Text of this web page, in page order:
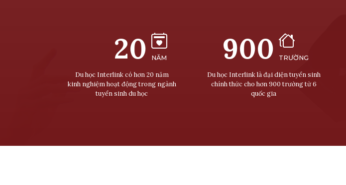
20 NĂM
Du học Interlink có hơn 20 năm
kinh nghiệm hoạt động trong ngành
tuyển sinh du học
900 TRƯỜNG
Du học Interlink là đại diện tuyển sinh
chính thức cho hơn 900 trường từ 6
quốc gia